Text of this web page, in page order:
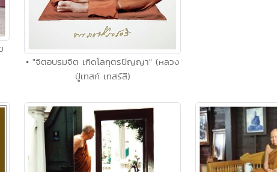
• "จิตอบรมจิต เกิดโลกุตรปัญญา" (หลวง
ปู่เทสก์ เทสรัสี)